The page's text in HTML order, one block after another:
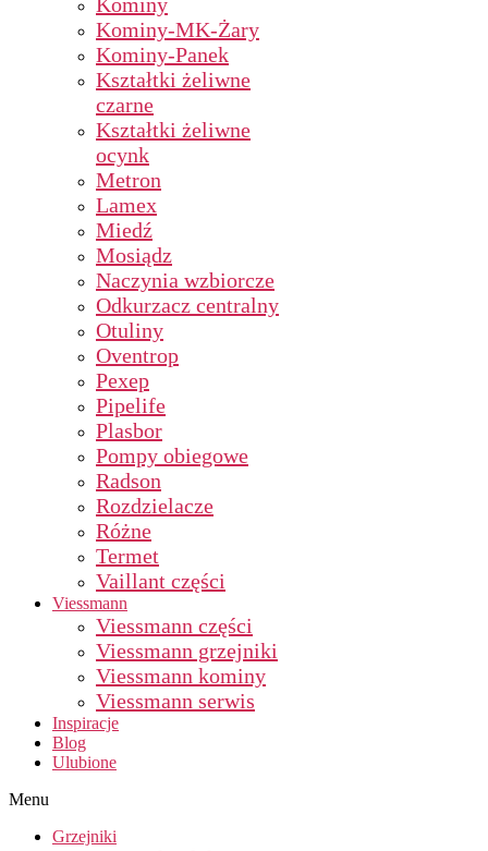
Kominy-MK-Żary
Kominy-Panek
Kształtki żeliwne
czarne
Kształtki żeliwne
ocynk
Metron
Lamex
Miedź
Mosiądz
Naczynia wzbiorcze
Odkurzacz centralny
Otuliny
Oventrop
Pexep
Pipelife
Plasbor
Pompy obiegowe
Radson
Rozdzielacze
Różne
Termet
Vaillant części
Viessmann
Viessmann części
Viessmann grzejniki
Viessmann kominy
Viessmann serwis
Inspiracje
Blog
Ulubione
Menu
Grzejniki